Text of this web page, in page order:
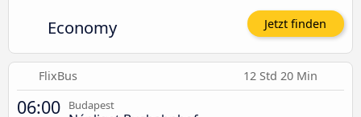
Economy Jetzt finden
FlixBus 12 Std 20 Min
06:00 Budapest